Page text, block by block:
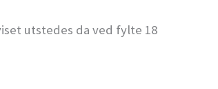
utstedes da ved fylte 18